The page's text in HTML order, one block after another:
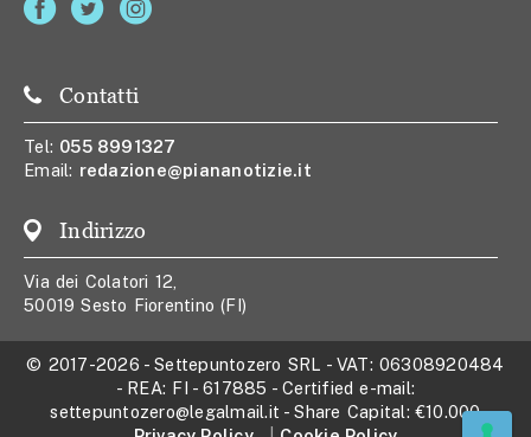
Contatti
Tel: 055 8991327
Email: redazione@piananotizie.it
Indirizzo
Via dei Colatori 12,
50019 Sesto Fiorentino (FI)
© 2017-2026 -Settepuntozero SRL - VAT: 06308920484
- REA: FI - 617885 - Certified e-mail:
settepuntozero@legalmail.it - Share Capital:€10.000